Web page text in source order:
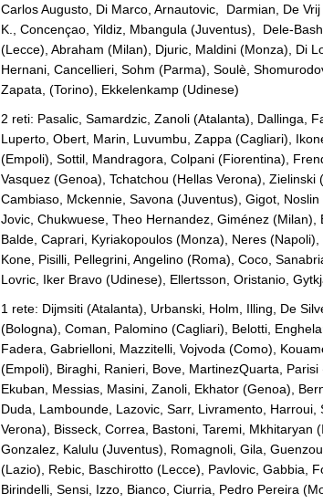
Carlos Augusto, Di Marco, Arnautovic, Darmian, De
K., Concençao, Yildiz, Mbangula (Juventus), Dele-
(Lecce), Abraham (Milan), Djuric, Maldini (Monza), Di
Hernani, Cancellieri, Sohm (Parma), Soulè,
Zapata, (Torino), Ekkelenkamp (Udinese)
2 reti: Pasalic, Samardzic, Zanoli (Atalanta), Dallinga,
Luperto, Obert, Marin, Luvumbu, Zappa (Cagliari),
(Empoli), Sottil, Mandragora, Colpani (Fiorentina),
Vasquez (Genoa), Tchatchou (Hellas Verona), Zielinski
Cambiaso, Mckennie, Savona (Juventus), Gigot, Noslin
Jovic, Chukwuese, Theo Hernandez, Giménez (Milan),
Balde, Caprari, Kyriakopoulos (Monza), Neres (Napoli),
Kone, Pisilli, Pellegrini, Angelino (Roma), Coco,
Lovric, Iker Bravo (Udinese), Ellertsson, Oristanio,
1 rete: Dijmsiti (Atalanta), Urbanski, Holm, Illing, De
(Bologna), Coman, Palomino (Cagliari), Belotti,
Fadera, Gabrielloni, Mazzitelli, Vojvoda (Como),
(Empoli), Biraghi, Ranieri, Bove, MartinezQuarta, Parisi
Ekuban, Messias, Masini, Zanoli, Ekhator (Genoa),
Duda, Lambounde, Lazovic, Sarr, Livramento, Harroui,
Verona), Bisseck, Correa, Bastoni, Taremi, Mkhitaryan
Gonzalez, Kalulu (Juventus), Romagnoli, Gila,
(Lazio), Rebic, Baschirotto (Lecce), Pavlovic, Gabbia,
Birindelli, Sensi, Izzo, Bianco, Ciurria, Pedro Pereira